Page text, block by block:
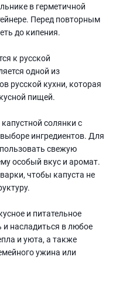
в герметичной
Перед повторным
до кипения.
к русской
одной из
русской кухни, которая
пищей.
солянки с
ингредиентов. Для
свежую
особый вкус и аромат.
чтобы капуста не
и питательное
насладиться в любое
и уюта, а также
ужина или